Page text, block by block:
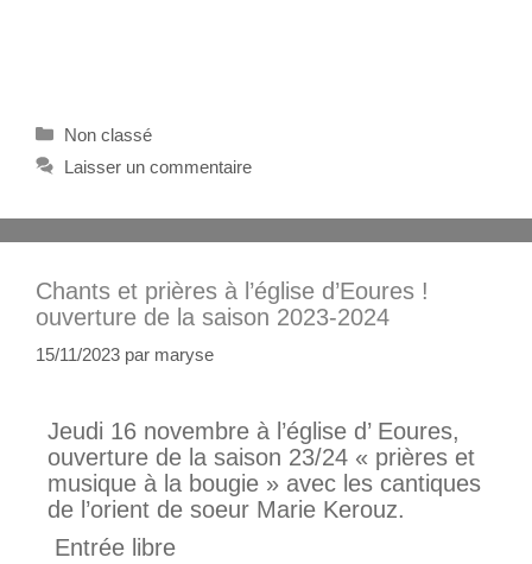
Non classé
Laisser un commentaire
Chants et prières à l’église d’Eoures !
ouverture de la saison 2023-2024
15/11/2023 par maryse
Jeudi 16 novembre à l’église d’ Eoures,
ouverture de la saison 23/24 « prières et
musique à la bougie » avec les cantiques
de l’orient de soeur Marie Kerouz.
Entrée libre